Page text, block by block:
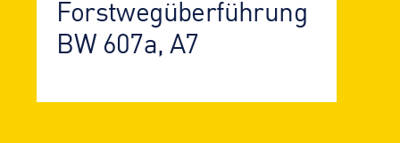
Forstweg­über­führung
BW 607a, A7